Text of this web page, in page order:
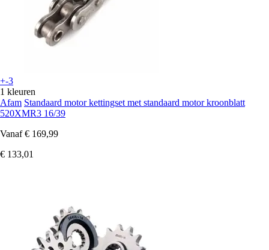
+-3
1 kleuren
Afam Standaard motor kettingset met standaard motor kroonblatt
520XMR3 16/39
Vanaf € 169,99
€ 133,01